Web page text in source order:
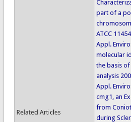
Related Articles
part of a
ATCC
Appl.
molecular
the basis
analysis
Appl.
cmg1, an
from
during